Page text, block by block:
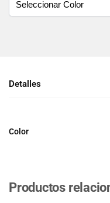
Detalles
Color
Productos